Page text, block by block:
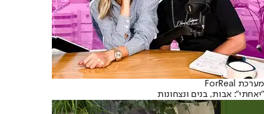
מערכת ForReal
"יאחתי": אבות, בנים ונצחונות